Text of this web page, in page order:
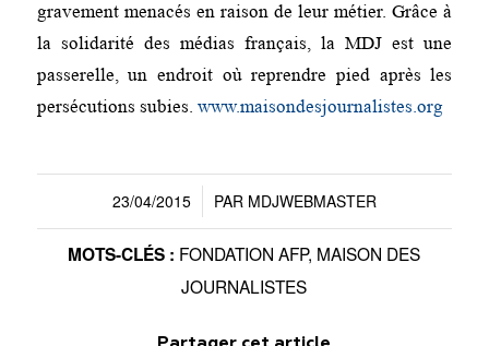
gravement menacés en raison de leur métier. Grâce à
la solidarité des médias français, la MDJ est une
passerelle, un endroit où reprendre pied après les
persécutions subies. www.maisondesjournalistes.org
23/04/2015
/ PAR MDJWEBMASTER
MOTS-CLÉS : FONDATION AFP, MAISON DES
JOURNALISTES